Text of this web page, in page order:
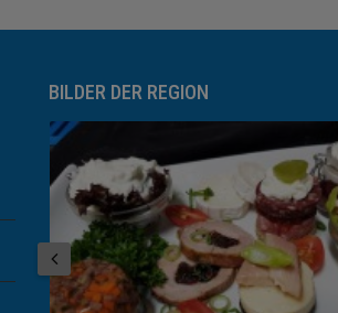
BILDER DER REGION